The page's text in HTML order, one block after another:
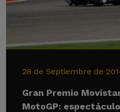
28 de Septiembre de
Gran Premio
MotoGP: